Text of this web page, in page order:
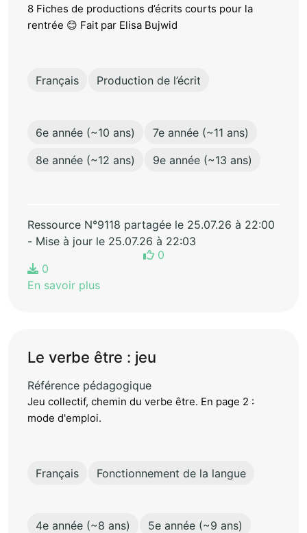
8 Fiches de productions d’écrits courts pour la
rentrée 😊 Fait par Elisa Bujwid
Français Production de l’écrit
6e année (~10 ans)
7e année (~11 ans)
8e année (~12 ans)
9e année (~13 ans)
Ressource N°9118 partagée le 25.07.26 à 22:00
- Mise à jour le 25.07.26 à 22:03
0
0
En savoir plus
Le verbe être : jeu
Référence pédagogique
Jeu collectif, chemin du verbe être. En page 2 :
mode d'emploi.
Français Fonctionnement de la langue
4e année (~8 ans) 5e année (~9 ans)